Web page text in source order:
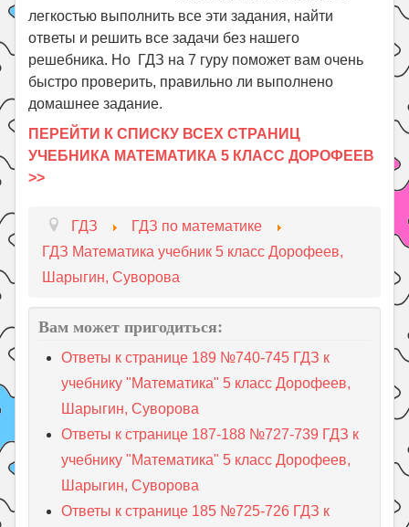
легкостью выполнить все эти задания, найти
ответы и решить все задачи без нашего
решебника. Но ГДЗ на 7 гуру поможет вам очень
быстро проверить, правильно ли выполнено
домашнее задание.
ПЕРЕЙТИ К СПИСКУ ВСЕХ СТРАНИЦ
УЧЕБНИКА МАТЕМАТИКА 5 КЛАСС ДОРОФЕЕВ
>>
ГДЗ
ГДЗ по математике
ГДЗ Математика учебник 5 класс Дорофеев,
Шарыгин, Суворова
Вам может пригодиться:
Ответы к странице 189 №740-745 ГДЗ к
учебнику "Математика" 5 класс Дорофеев,
Шарыгин, Суворова
Ответы к странице 187-188 №727-739 ГДЗ к
учебнику "Математика" 5 класс Дорофеев,
Шарыгин, Суворова
Ответы к странице 185 №725-726 ГДЗ к